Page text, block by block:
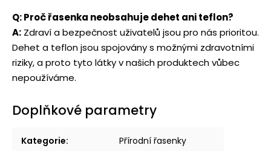
Q: Proč řasenka neobsahuje dehet ani teflon?
A: Zdraví a bezpečnost uživatelů jsou pro nás prioritou.
Dehet a teflon jsou spojovány s možnými zdravotními
riziky, a proto tyto látky v našich produktech vůbec
nepoužíváme.
Doplňkové parametry
Kategorie: Přírodní řasenky